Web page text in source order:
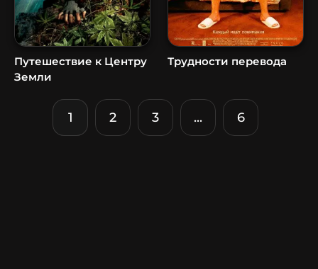
Путешествие к Центру
Земли
Трудности перевода
1 2 3 ... 6